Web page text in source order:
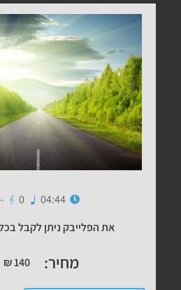
04:44
0
את הפלייבק ניתן לקבל
מחיר: ₪140